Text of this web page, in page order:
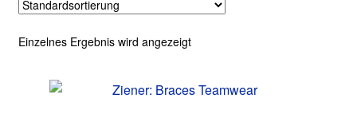
Über uns
Terminvereinbaren
Einzelnes Ergebnis wird angezeigt